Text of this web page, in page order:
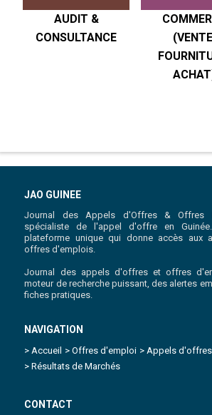
AUDIT &
CONSULTANCE
JAO GUINEE
Journal des Appels d'Offres & Offres
spécialiste de l'appel d'offre en
plateforme unique qui donne accès aux
offres d'emplois.
Journal des appels d'offres et offres
moteur de recherche puissant, des alertes
fiches pratiques.
NAVIGATION
> Accueil > Offres d'emploi > Appels d'offres
> Résultats de Marchés
CONTACT